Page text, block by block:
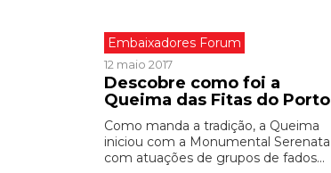
Embaixadores Forum
12 maio 2017
Descobre como foi a
Queima das Fitas do Porto
Como manda a tradição, a Queima
iniciou com a Monumental Serenata
com atuações de grupos de fados...